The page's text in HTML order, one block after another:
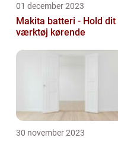
01 december 2023
Makita batteri - Hold dit
værktøj kørende
30 november 2023